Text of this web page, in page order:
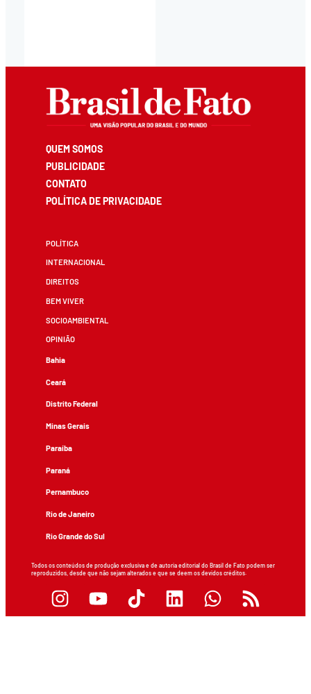
QUEM SOMOS
PUBLICIDADE
CONTATO
POLÍTICA DE PRIVACIDADE
POLÍTICA
INTERNACIONAL
DIREITOS
BEM VIVER
SOCIOAMBIENTAL
OPINIÃO
Bahia
Ceará
Distrito Federal
Minas Gerais
Paraíba
Paraná
Pernambuco
Rio de Janeiro
Rio Grande do Sul
Todos os conteúdos de produção exclusiva e de autoria editorial do Brasil de Fato podem ser
reproduzidos, desde que não sejam alterados e que se deem os devidos créditos.